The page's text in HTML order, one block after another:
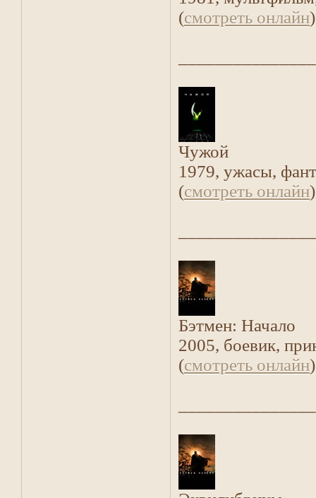
(смотреть онлайн)
Чужой
1979, ужасы,
(смотреть онлайн)
Бэтмен: Начало
2005, боевик,
(смотреть онлайн)